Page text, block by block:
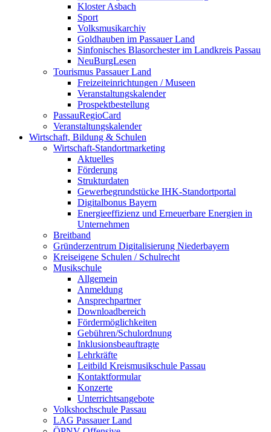
Kloster Asbach
Sport
Volksmusikarchiv
Goldhauben im Passauer Land
Sinfonisches Blasorchester im Landkreis Passau
NeuBurgLesen
Tourismus Passauer Land
Freizeiteinrichtungen / Museen
Veranstaltungskalender
Prospektbestellung
PassauRegioCard
Veranstaltungskalender
Wirtschaft, Bildung & Schulen
Wirtschaft-Standortmarketing
Aktuelles
Förderung
Strukturdaten
Gewerbegrundstücke IHK-Standortportal
Digitalbonus Bayern
Energieeffizienz und Erneuerbare Energien in
Unternehmen
Breitband
Gründerzentrum Digitalisierung Niederbayern
Kreiseigene Schulen / Schulrecht
Musikschule
Allgemein
Anmeldung
Ansprechpartner
Downloadbereich
Fördermöglichkeiten
Gebühren/Schulordnung
Inklusionsbeauftragte
Lehrkräfte
Leitbild Kreismusikschule Passau
Kontaktformular
Konzerte
Unterrichtsangebote
Volkshochschule Passau
LAG Passauer Land